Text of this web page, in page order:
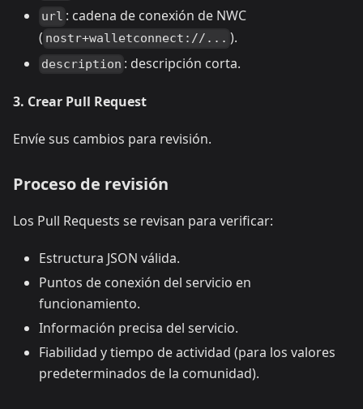
url : cadena de conexión de NWC
( nostr+walletconnect://... ).
description : descripción corta.
3. Crear Pull Request
Envíe sus cambios para revisión.
Proceso de revisión
Los Pull Requests se revisan para verificar:
Estructura JSON válida.
Puntos de conexión del servicio en
funcionamiento.
Información precisa del servicio.
Fiabilidad y tiempo de actividad (para los valores
predeterminados de la comunidad).